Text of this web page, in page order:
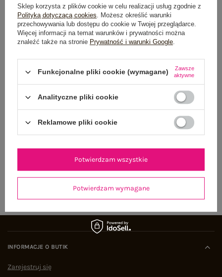
ZWROTY I REKLAMACJE
NEWSLETTER
pierwsze zamówienie
INFORMACJE O BUTIK
Zarejestruj się
Sklep korzysta z plików cookie w celu realizacji usług zgodnie z
Polityką dotyczącą cookies. Możesz określić warunki
przechowywania lub dostępu do cookie w Twojej przeglądarce.
Więcej informacji na temat warunków i prywatności można
znaleźć także na stronie Prywatność i warunki Google.
Funkcjonalne pliki cookie (wymagane)
Zawsze
aktywne
Analityczne pliki cookie
Reklamowe pliki cookie
Potwierdzam wymagane
Potwierdzam wszystkie